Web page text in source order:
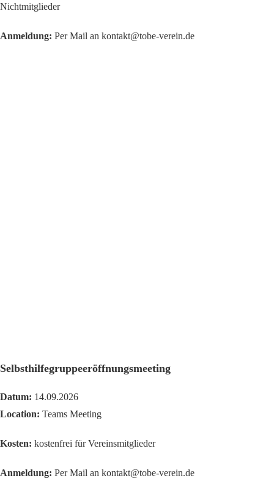
Nichtmitglieder
Anmeldung: Per Mail an kontakt@tobe-verein.de
Selbsthilfegruppeeröffnungsmeeting
Datum: 14.09.2026
Location: Teams Meeting
Kosten: kostenfrei für Vereinsmitglieder
Anmeldung: Per Mail an kontakt@tobe-verein.de